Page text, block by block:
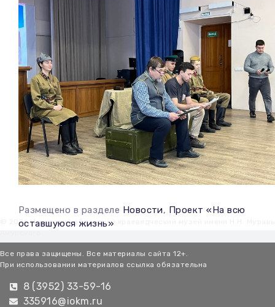
Размещено в разделе Новости, Проект «На всю
оставшуюся жизнь»
© 2026 Иркутский областной краеведческий музей имени Н.Н.
Все права защищены. Все материалы сайта 12+.
При использовании материалов ссылка обязательна
8 (3952) 33-59-16
335916@iokm.ru